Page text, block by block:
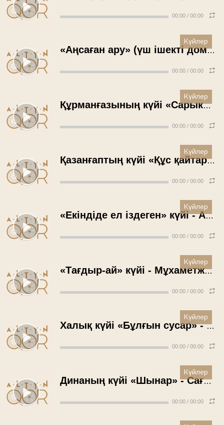
00:00 / 00:00
«Аңсаған ару» (үш ішекті домбыра) күйі - Шәкір Әбенов (1991)
00:00 / 00:00
Күйлер
Құрманғазының күйі «Сарыкөл – Самар» - Ермек Қазиев (1991 жыл)
00:00 / 00:00
Күйлер
Қазанғаптың күйі «Құс қайтару» - Бақыт Басығараев (1990 жыл)
00:00 / 00:00
Күйлер
«Екіндіде ел іздеген» күйі - Айтжан Тоқтаған (1989 жыл)
00:00 / 00:00
Күйлер
«Тағдыр-ай» күйі - Мұхаметжан Тілеухан (1989 жыл)
00:00 / 00:00
Күйлер
Халық күйі «Бұлғын сусар» - Елемес Таласбайұлы (1988 жыл)
00:00 / 00:00
Күйлер
Динаның күйі «Шынар» - Сағын Жалмышев (1988 жыл)
00:00 / 00:00
Күйлер